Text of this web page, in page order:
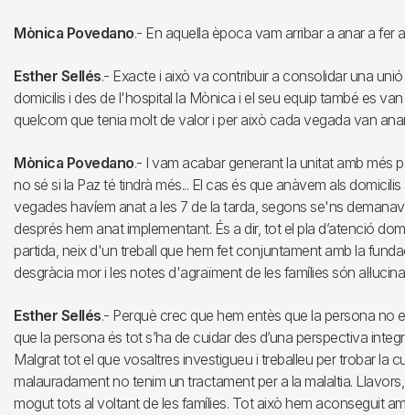
Mònica Povedano.- En aquella època vam arribar a anar a fer
Esther Sellés.- Exacte i això va contribuir a consolidar una
domicilis i des de l'hospital la Mònica i el seu equip també es
quelcom que tenia molt de valor i per això cada vegada van
Mònica Povedano.- I vam acabar generant la unitat amb més
no sé si la Paz té tindrà més... El cas és que anàvem als
vegades havíem anat a les 7 de la tarda, segons se'ns
després hem anat implementant. És a dir, tot el pla d’atenció
partida, neix d'un treball que hem fet conjuntament amb la
desgràcia mor i les notes d'agraïment de les famílies són
Esther Sellés.- Perquè crec que hem entès que la persona no
que la persona és tot s’ha de cuidar des d’una perspectiva
Malgrat tot el que vosaltres investigueu i treballeu per trobar la
malauradament no tenim un tractament per a la malaltia.
mogut tots al voltant de les famílies. Tot això hem aconseguit